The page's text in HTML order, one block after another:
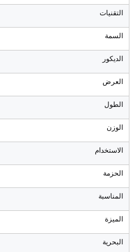
التقنيات
السمة
الديكور
العرض
الطول
الوزن
الاستخدام
الحزمة
المناسبة
الميزة
البحرية